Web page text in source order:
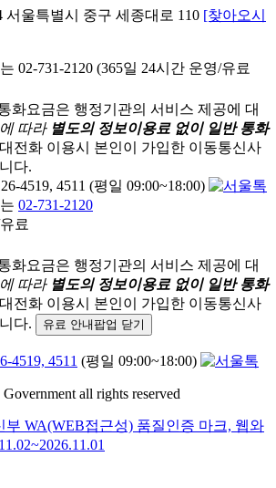
서울특별시 중구 세종대로 110 [찾아오시
02-731-2120 (365일 24시간 운영/유료
화요금은 행정기관의 서비스 제공에 대
따라 별도의 정보이용료 없이 일반 통화
전화 이용시 본인이 가입한 이동통신사
다.
4519, 4511 (평일 09:00~18:00)
02-731-2120
료
화요금은 행정기관의 서비스 제공에 대
따라 별도의 정보이용료 없이 일반 통화
전화 이용시 본인이 가입한 이동통신사
다.
유료 안내팝업 닫기
4519, 4511 (평일 09:00~18:00)
all rights reserved